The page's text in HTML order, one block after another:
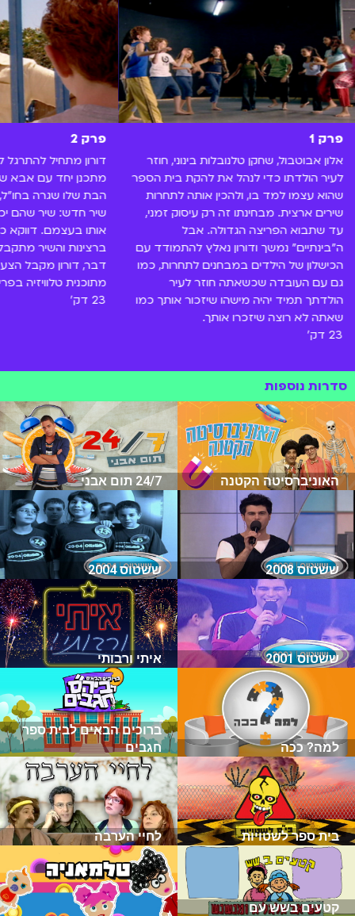
פרק 1
אלון אבוטבול, שחקן טלנובלות בינוני, חוזר
לעיר הולדתו כדי לנהל את להקת בית הספר
שהוא עצמו למד בו, ולהכין אותה לתחרות
שירים ארצית. מבחינתו זה רק עיסוק זמני,
עד שתבוא הפריצה הגדולה. אבל
ה"בינתיים" נמשך ודורון נאלץ להתמודד עם
הכישלון של הילדים במבחנים לתחרות, כמו
גם עם העובדה שכשאתה חוזר לעיר
הולדתך תמיד יהיה מישהו שיזכור אותך כמו
שאתה לא רוצה שיזכרו אותך.
23 דק'
פרק 2
דורון מתחיל
מתכנן יחד עם אבא
הבת שלו שגרה
שיר חדש: שיר שהם
אותו בעצמם. דווקא
ברצינות והשיר
דבר, דורון מקבל
מתוכנית טלוויזיה
23 דק'
סדרות נוספות
האוניברסיטה הקטנה 24/7 תום אבני
ששטוס 2008 ששטוס 2004
ששטוס 2001 איתי ורבותי
למה? ככה
ברוכים הבאים לבית ספר
חגבים
בית ספר לשטויות לחיי הערבה
קטעים בשש עם